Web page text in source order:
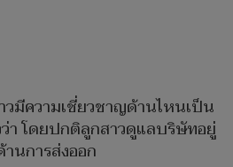
มีความเชี่ยวชาญด้านไหนเป็น
า โดยปกติลูกสาวดูแลบริษัทอยู่
นการส่งออก